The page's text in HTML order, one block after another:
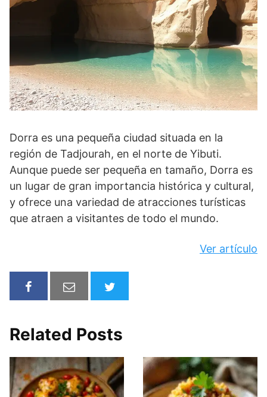
Dorra es una pequeña ciudad situada en la
región de Tadjourah, en el norte de Yibuti.
Aunque puede ser pequeña en tamaño, Dorra es
un lugar de gran importancia histórica y cultural,
y ofrece una variedad de atracciones turísticas
que atraen a visitantes de todo el mundo.
Ver artículo
Related Posts